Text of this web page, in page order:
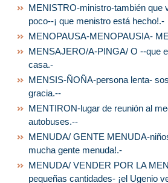
MENISTRO-ministro-también que
poco--¡ que menistro está hecho!.-
MENOPAUSA-MENOPAUSIA-
MENSAJERO/A-PINGA/ O --que
casa.-
MENSIS-ÑOÑA-persona lenta-
gracia.--
MENTIRON-lugar de reunión al
autobuses.--
MENUDA/ GENTE MENUDA-
mucha gente menuda!.-
MENUDA/ VENDER POR LA
pequeñas cantidades- ¡el Ugenio